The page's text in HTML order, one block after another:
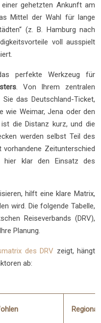
gehetzten Ankunft am
Mittel der Wahl für lange
(z. B. Hamburg nach
voll ausspielt
perfekte Werkzeug für
. Von Ihrem zentralen
das Deutschland-Ticket,
wie Weimar, Jena oder den
die Distanz kurz, und die
werden selbst Teil des
vorhandene Zeitunterschied
klar den Einsatz des
hilft eine klare Matrix,
wird. Die folgende Tabelle,
Reiseverbands (DRV),
Planung.
des DRV zeigt, hängt
ab: